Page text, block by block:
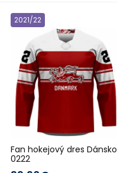
2021/22
Fan hokejový dres Dánsko
0222